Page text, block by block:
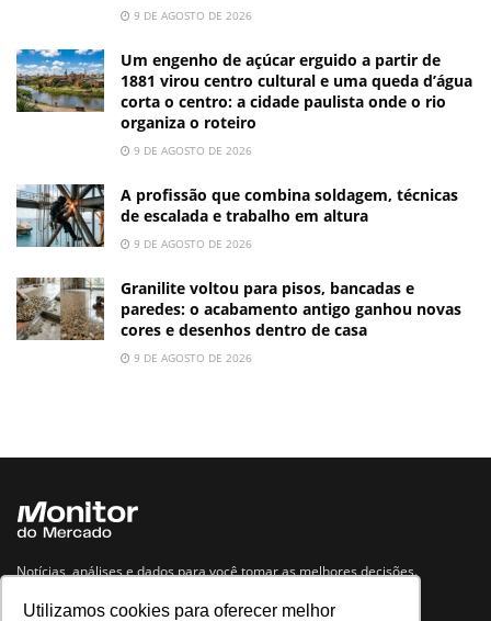
Utilizamos cookies para oferecer melhor
9 DE AGOSTO DE 2026
Um engenho de açúcar erguido a partir de
1881 virou centro cultural e uma queda d’água
corta o centro: a cidade paulista onde o rio
organiza o roteiro
9 DE AGOSTO DE 2026
A profissão que combina soldagem, técnicas
de escalada e trabalho em altura
9 DE AGOSTO DE 2026
Granilite voltou para pisos, bancadas e
paredes: o acabamento antigo ganhou novas
cores e desenhos dentro de casa
9 DE AGOSTO DE 2026
Notícias, análises e dados para você tomar as melhores decisões.
Navegue no site